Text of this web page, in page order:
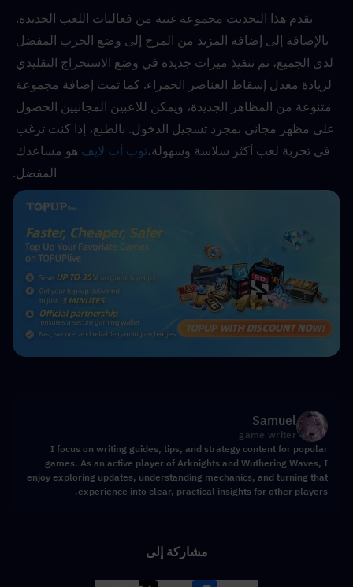
في تجربة لعب أكثر سلاسة وسهولة،توب أب لايف
المفضل.
Samuel
game writer
I focus on writing guides, tips, and strategy content for popular
games. As an active player of Arknights and Wuthering Waves, I
enjoy exploring updates, understanding mechanics, and turning that
experience into clear, practical insights for other players.
مشاركة إلى